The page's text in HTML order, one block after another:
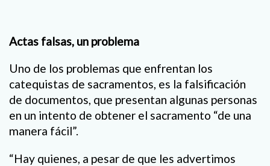
Actas falsas, un problema
Uno de los problemas que enfrentan los
catequistas de sacramentos, es la falsificación
de documentos, que presentan algunas personas
en un intento de obtener el sacramento “de una
manera fácil”.
“Hay quienes, a pesar de que les advertimos